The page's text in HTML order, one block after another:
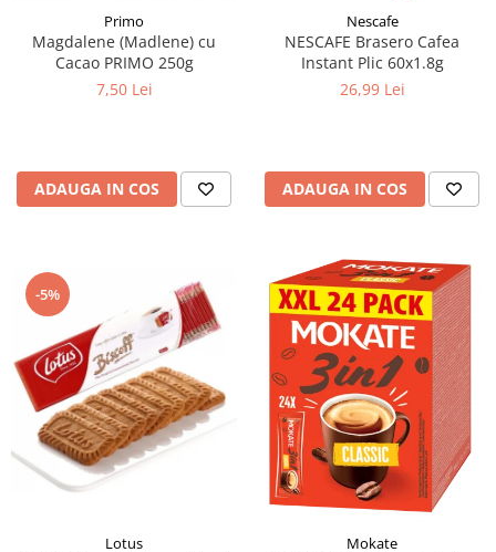
Primo
Magdalene (Madlene) cu
Cacao PRIMO 250g
7,50 Lei
ADAUGA IN COS
Nescafe
NESCAFE Brasero Cafea
Instant Plic 60x1.8g
26,99 Lei
ADAUGA IN COS
-5%
Lotus Mokate